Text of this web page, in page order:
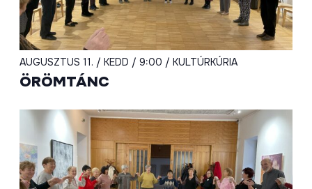
AUGUSZTUS 11. / KEDD / 9:00 / KULTÚRKÚRIA
ÖRÖMTÁNC